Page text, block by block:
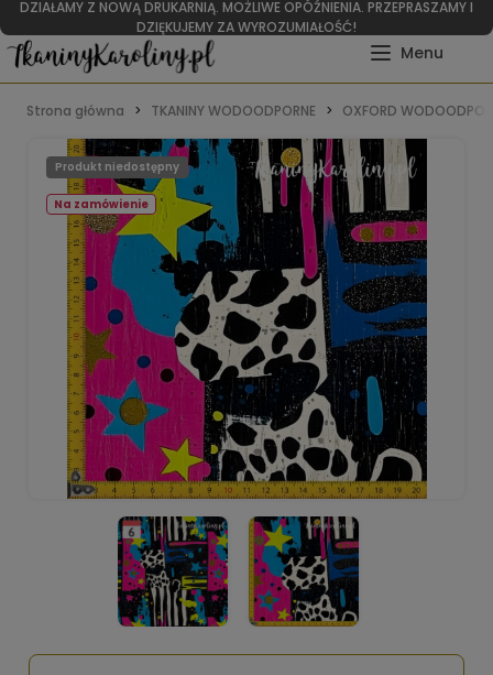
DZIAŁAMY Z NOWĄ DRUKARNIĄ. MOŻLIWE OPÓŹNIENIA. PRZEPRASZAMY I
DZIĘKUJEMY ZA WYROZUMIAŁOŚĆ!
Strona główna TKANINY WODOODPORNE OXFORD
Na zamówienie
Produkt niedostępny